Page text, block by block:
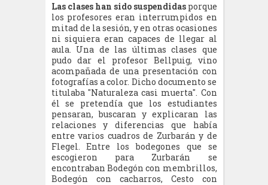
Las clases han sido suspendidasporque
los profesores eran interrumpidos en
mitad de la sesión, y en otras ocasiones
ni siquiera eran capaces de llegar al
aula. Una de las últimas clases que
pudo dar el profesor Bellpuig, vino
acompañada de una presentación con
fotografías a color. Dicho documento se
titulaba "Naturaleza casi muerta". Con
él se pretendía que los estudiantes
pensaran, buscaran y explicaran las
relaciones y diferencias que había
entre varios cuadros de Zurbarán y de
Flegel. Entre los bodegones que se
escogieron para Zurbarán se
encontraban Bodegón con membrillos,
Bodegón con cacharros, Cesto con